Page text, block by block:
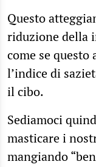
Questo
riduzione della
come se
l’indice di
il cibo.
Sediamoci
masticare i
mangiando